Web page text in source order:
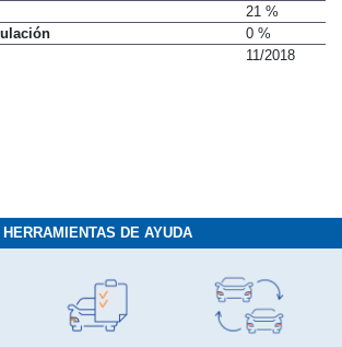
21 %
0 %
11/2018
HERRAMIENTAS DE AYUDA